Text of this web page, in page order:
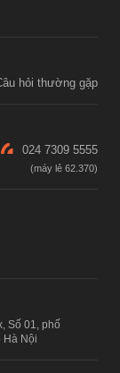
hỏi thường gặp
024 7309 5555
Số 01, phố
Hà Nội